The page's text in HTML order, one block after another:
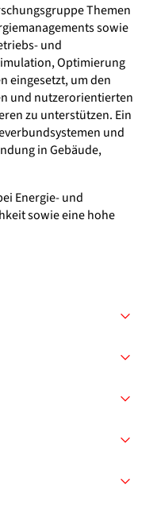
Themen
sowie
und
Optimierung
eingesetzt, um den
und nutzerorientierten
zu unterstützen. Ein
und
in Gebäude,
Energie- und
sowie eine hohe